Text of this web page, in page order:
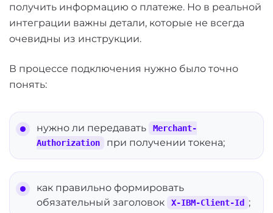
получить информацию о платеже. Но в реальной
интеграции важны детали, которые не всегда
очевидны из инструкции.
В процессе подключения нужно было точно
понять:
нужно ли передавать
Merchant-
Authorization
при получении токена;
как правильно формировать
обязательный заголовок
X-IBM-Client-Id ;